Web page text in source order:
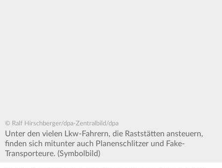
© Ralf Hirschberger/dpa-Zentralbild/dpa
Unter den vielen Lkw-Fahrern, die Raststätten ansteuern,
finden sich mitunter auch Planenschlitzer und Fake-
Transporteure. (Symbolbild)